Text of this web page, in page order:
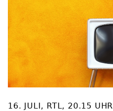
16. JULI, RTL, 20.15 UHR